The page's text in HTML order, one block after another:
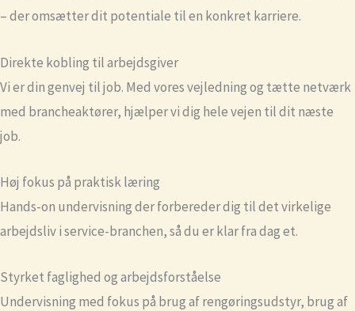
– der omsætter dit potentiale til en konkret karriere.
Direkte kobling til arbejdsgiver
Vi er din genvej til job. Med vores vejledning og tætte netværk
med brancheaktører, hjælper vi dig hele vejen til dit næste
job.
Høj fokus på praktisk læring
Hands-on undervisning der forbereder dig til det virkelige
arbejdsliv i service-branchen, så du er klar fra dag et.
Styrket faglighed og arbejdsforståelse
Undervisning med fokus på brug af rengøringsudstyr, brug af